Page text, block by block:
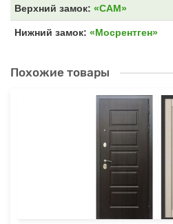
Верхний замок: «САМ»
Нижний замок: «Мосрентген»
Похожие товары